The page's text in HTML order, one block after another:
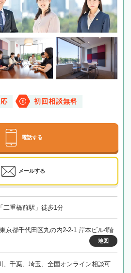
初回相談無料
電話する
メールする
二重橋前駅」徒歩1分
京都千代田区丸の内2-2-1 岸本ビル4階
地図
、千葉、埼玉、全国オンライン相談可